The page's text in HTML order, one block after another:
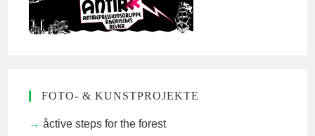
FOTO- & KUNSTPROJEKTE
åctive steps for the forest